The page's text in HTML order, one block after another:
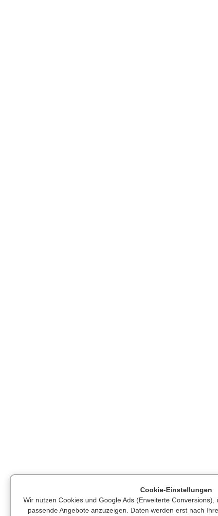
Cookie-Einstellungen
Wir nutzen Cookies und Google Ads (Erweiterte
passende Angebote anzuzeigen. Daten werden erst nach